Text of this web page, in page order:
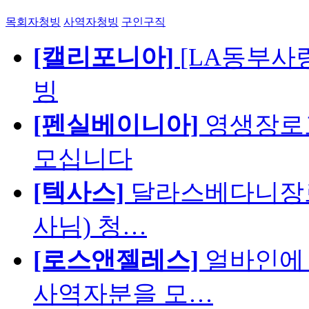
목회자청빙 사역자청빙 구인구직
[캘리포니아] [LA동부사
빙
[펜실베이니아] 영생장
모십니다
[텍사스] 달라스베다니
사님) 청…
[로스앤젤레스] 얼바인
사역자분을 모…